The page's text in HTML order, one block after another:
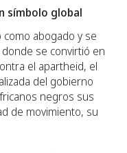
símbolo global
como abogado y se
se convirtió en
el apartheid, el
del gobierno
negros sus
de movimiento, su